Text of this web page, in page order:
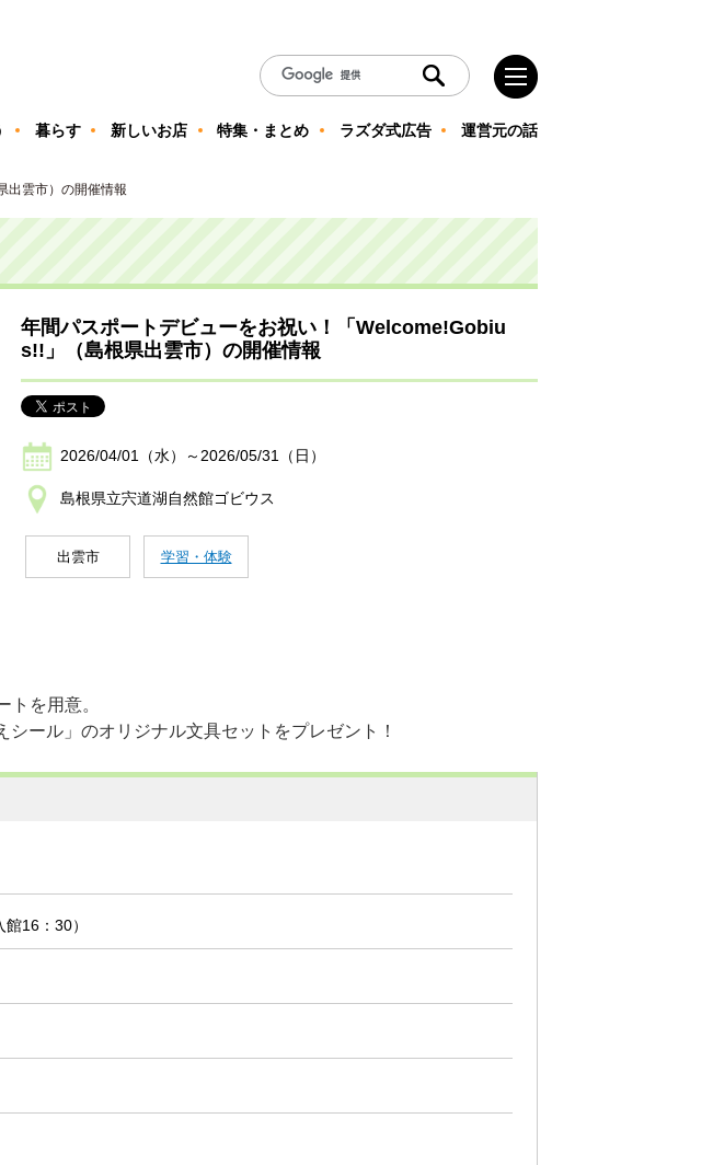
暮らす 新しいお店 特集・まとめ ラズダ式広告 運営元の話
出雲市）の開催情報
年間パスポートデビューをお祝い！「Welcome!Gobiu
s!!」（島根県出雲市）の開催情報
2026/04/01（水）～2026/05/31（日）
島根県立宍道湖自然館ゴビウス
出雲市 学習・体験
を用意。
ール」のオリジナル文具セットをプレゼント！
16：30）